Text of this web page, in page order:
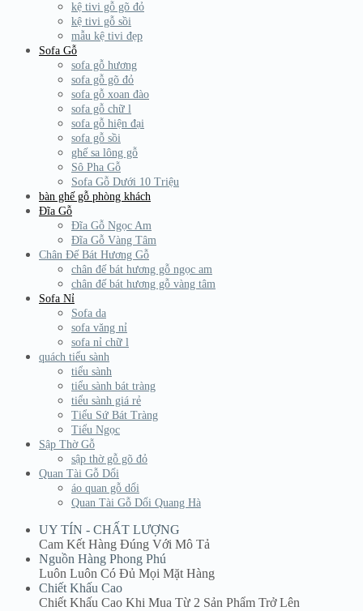
kệ tivi gỗ gõ đỏ
kệ tivi gỗ sồi
mẫu kệ tivi đẹp
Sofa Gỗ
sofa gỗ hương
sofa gỗ gõ đỏ
sofa gỗ xoan đào
sofa gỗ chữ l
sofa gỗ hiện đại
sofa gỗ sồi
ghế sa lông gỗ
Sô Pha Gỗ
Sofa Gỗ Dưới 10 Triệu
bàn ghế gỗ phòng khách
Đĩa Gỗ
Đĩa Gỗ Ngọc Am
Đĩa Gỗ Vàng Tâm
Chân Đế Bát Hương Gỗ
chân đế bát hương gỗ ngọc am
chân đế bát hương gỗ vàng tâm
Sofa Nỉ
Sofa da
sofa văng nỉ
sofa nỉ chữ l
quách tiểu sành
tiểu sành
tiểu sành bát tràng
tiểu sành giá rẻ
Tiểu Sứ Bát Tràng
Tiểu Ngọc
Sập Thờ Gỗ
sập thờ gỗ gõ đỏ
Quan Tài Gỗ Dổi
áo quan gỗ dổi
Quan Tài Gỗ Dổi Quang Hà
UY TÍN - CHẤT LƯỢNG
Cam Kết Hàng Đúng Với Mô Tả
Nguồn Hàng Phong Phú
Luôn Luôn Có Đủ Mọi Mặt Hàng
Chiết Khấu Cao
Chiết Khấu Cao Khi Mua Từ 2 Sản Phẩm Trở Lên